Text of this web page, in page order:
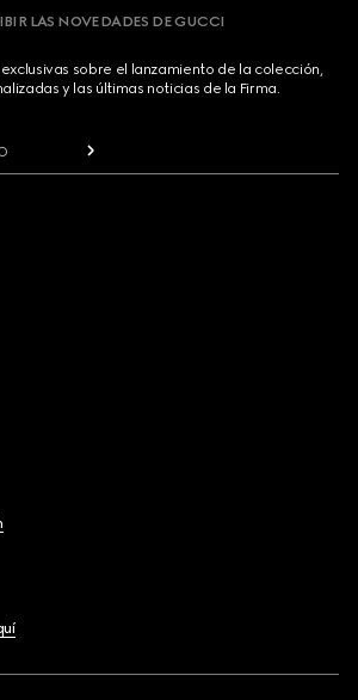
LAS NOVEDADES DE GUCCI
sobre el lanzamiento de la colección,
y las últimas noticias de la Firma.